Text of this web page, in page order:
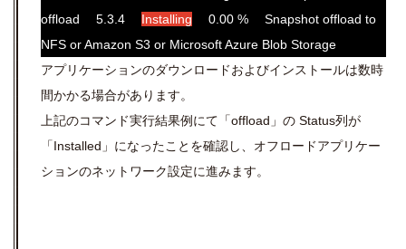
offload 5.3.4 Installing 0.00 % Snapshot offload to
NFS or Amazon S3 or Microsoft Azure Blob Storage
アプリケーションのダウンロードおよびインストールは数時
間かかる場合があります。
上記のコマンド実行結果例にて「offload」の Status列が
「Installed」 になったことを確認し、オフロードアプリケー
ションのネットワーク設定に進みます。